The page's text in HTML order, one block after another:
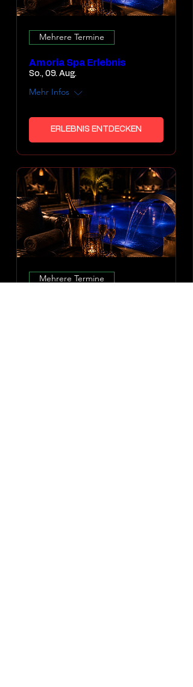
Mehrere Termine
Amoria Spa Erlebnis
So., 09. Aug.
Mehr Infos
ERLEBNIS ENTDECKEN
Mehrere Termine